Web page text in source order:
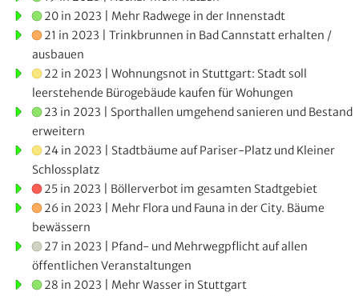
20 in 2023 | Mehr Radwege in der Innenstadt
21 in 2023 | Trinkbrunnen in Bad Cannstatt erhalten /
ausbauen
22 in 2023 | Wohnungsnot in Stuttgart: Stadt soll
leerstehende Bürogebäude kaufen für Wohungen
23 in 2023 | Sporthallen umgehend sanieren und Bestand
erweitern
24 in 2023 | Stadtbäume auf Pariser-Platz und Kleiner
Schlossplatz
25 in 2023 | Böllerverbot im gesamten Stadtgebiet
26 in 2023 | Mehr Flora und Fauna in der City. Bäume
bewässern
27 in 2023 | Pfand- und Mehrwegpflicht auf allen
öffentlichen Veranstaltungen
28 in 2023 | Mehr Wasser in Stuttgart